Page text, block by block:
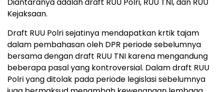
Kejaksaan.
Draft RUU Polri sejatinya mendapatkan krtik tajam
dalam pembahasan oleh DPR periode sebelumnya
bersama dengan draft RUU TNI karena mengandung
beberapa pasal yang kontroversial. Dalam draft RUU
Polri yang ditolak pada periode legislasi sebelumnya